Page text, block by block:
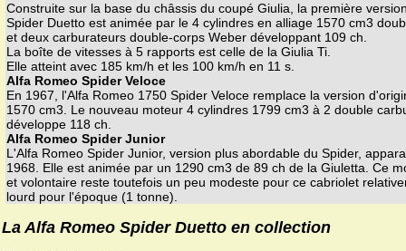
Construite sur la base du châssis du coupé Giulia, la première
Spider Duetto est animée par le 4 cylindres en alliage 1570 cm3
et deux carburateurs double-corps Weber développant 109 ch.
La boîte de vitesses à 5 rapports est celle de la Giulia Ti.
Elle atteint avec 185 km/h et les 100 km/h en 11 s.
Alfa Romeo Spider Veloce
En 1967, l'Alfa Romeo 1750 Spider Veloce remplace la version
1570 cm3. Le nouveau moteur 4 cylindres 1799 cm3 à 2 double
développe 118 ch.
Alfa Romeo Spider Junior
L'Alfa Romeo Spider Junior, version plus abordable du Spider,
1968. Elle est animée par un 1290 cm3 de 89 ch de la Giuletta. Ce
et volontaire reste toutefois un peu modeste pour ce cabriolet
lourd pour l'époque (1 tonne).
La Alfa Romeo Spider Duetto en collection